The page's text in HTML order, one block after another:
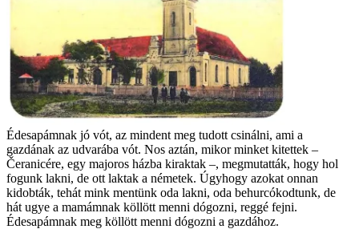
Édesapámnak jó vót, az mindent meg tudott csinálni, ami a
gazdának az udvarába vót. Nos aztán, mikor minket kitettek –
Čeranicére, egy majoros házba kiraktak –, megmutatták, hogy hol
fogunk lakni, de ott laktak a németek. Úgyhogy azokat onnan
kidobták, tehát mink mentünk oda lakni, oda behurcókodtunk, de
hát ugye a mamámnak köllött menni dógozni, reggé fejni.
Édesapámnak meg köllött menni dógozni a gazdához.